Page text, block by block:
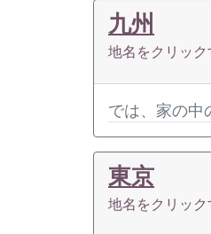
九州
地名をクリッ
では、家の中
東京
地名をクリッ